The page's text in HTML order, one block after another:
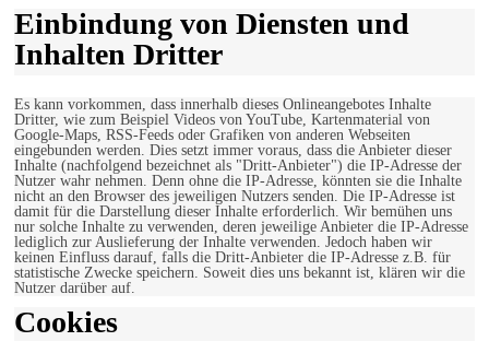
Einbindung von Diensten und
Inhalten Dritter
Es kann vorkommen, dass innerhalb dieses Onlineangebotes Inhalte
Dritter, wie zum Beispiel Videos von YouTube, Kartenmaterial von
Google-Maps, RSS-Feeds oder Grafiken von anderen Webseiten
eingebunden werden. Dies setzt immer voraus, dass die Anbieter dieser
Inhalte (nachfolgend bezeichnet als "Dritt-Anbieter") die IP-Adresse der
Nutzer wahr nehmen. Denn ohne die IP-Adresse, könnten sie die Inhalte
nicht an den Browser des jeweiligen Nutzers senden. Die IP-Adresse ist
damit für die Darstellung dieser Inhalte erforderlich. Wir bemühen uns
nur solche Inhalte zu verwenden, deren jeweilige Anbieter die IP-Adresse
lediglich zur Auslieferung der Inhalte verwenden. Jedoch haben wir
keinen Einfluss darauf, falls die Dritt-Anbieter die IP-Adresse z.B. für
statistische Zwecke speichern. Soweit dies uns bekannt ist, klären wir die
Nutzer darüber auf.
Cookies